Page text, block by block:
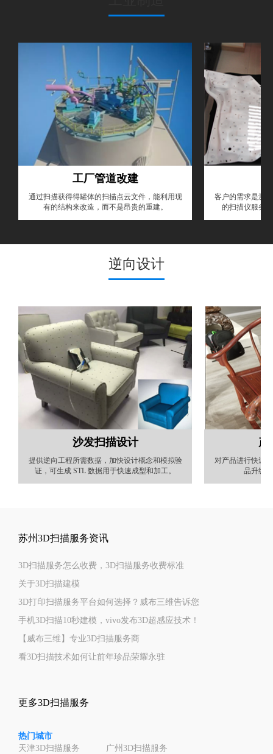
工厂管道改建
通过扫描获得得罐体的扫描点云文件，能利用现
有的结构来改造，而不是昂贵的重建。
客户的需求是测
的扫描仪服务
逆向设计
沙发扫描设计
提供逆向工程所需数据，加快设计概念和模拟验
证，可生成 STL 数据用于快速成型和加工。
产
对产品进行快速
品升级
苏州3D扫描服务资讯
3D扫描服务怎么收费，3D扫描服务收费标准
关于3D扫描建模
3D打印扫描服务平台如何选择？威布三维告诉您
手机3D扫描10秒建模，vivo发布3D超感应技术！
【威布三维】专业3D扫描服务商
看3D扫描技术如何让前年珍品荣耀永驻
更多3D扫描服务
热门城市
天津3D扫描服务
广州3D扫描服务